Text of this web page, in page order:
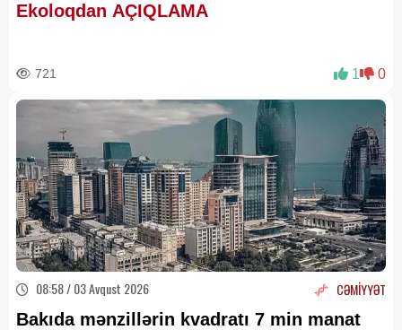
Ekoloqdan AÇIQLAMA
721 1 0
08:58 / 03 Avqust 2026 CƏMİYYƏT
Bakıda mənzillərin kvadratı 7 min manat